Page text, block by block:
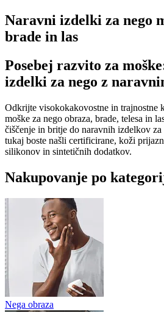
Naravni izdelki za nego
brade in las
Posebej razvito za
izdelki za nego z
Odkrijte visokokakovostne in trajnostne
moške za nego obraza, brade, telesa in
čiščenje in britje do naravnih izdelkov
tukaj boste našli certificirane, koži
silikonov in sintetičnih dodatkov.
Nakupovanje po
Nega obraza